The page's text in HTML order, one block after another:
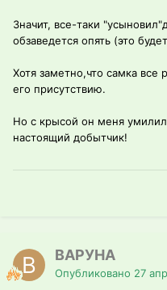
Значит, все-таки
обзаведется опять (это
Хотя заметно,что самка все
его присутствию.
Но с крысой он меня
настоящий добытчик!
ВАРУНА
Опубликовано 27